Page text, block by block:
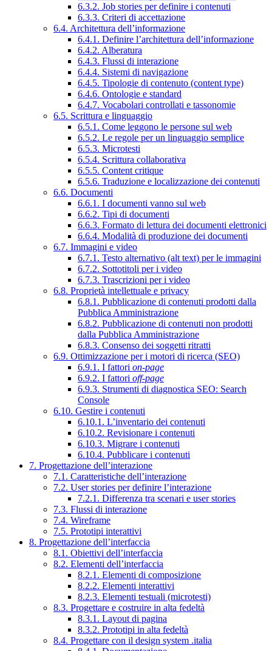
6.3.2. Job stories per definire i contenuti
6.3.3. Criteri di accettazione
6.4. Architettura dell’informazione
6.4.1. Definire l’architettura dell’informazione
6.4.2. Alberatura
6.4.3. Flussi di interazione
6.4.4. Sistemi di navigazione
6.4.5. Tipologie di contenuto (content type)
6.4.6. Ontologie e standard
6.4.7. Vocabolari controllati e tassonomie
6.5. Scrittura e linguaggio
6.5.1. Come leggono le persone sul web
6.5.2. Le regole per un linguaggio semplice
6.5.3. Microtesti
6.5.4. Scrittura collaborativa
6.5.5. Content critique
6.5.6. Traduzione e localizzazione dei contenuti
6.6. Documenti
6.6.1. I documenti vanno sul web
6.6.2. Tipi di documenti
6.6.3. Formato di lettura dei documenti elettronici
6.6.4. Modalità di produzione dei documenti
6.7. Immagini e video
6.7.1. Testo alternativo (alt text) per le immagini
6.7.2. Sottotitoli per i video
6.7.3. Trascrizioni per i video
6.8. Proprietà intellettuale e privacy
6.8.1. Pubblicazione di contenuti prodotti dalla
Pubblica Amministrazione
6.8.2. Pubblicazione di contenuti non prodotti
dalla Pubblica Amministrazione
6.8.3. Consenso dei soggetti ritratti
6.9. Ottimizzazione per i motori di ricerca (SEO)
6.9.1. I fattori on-page
6.9.2. I fattori off-page
6.9.3. Strumenti di diagnostica SEO: Search
Console
6.10. Gestire i contenuti
6.10.1. L’inventario dei contenuti
6.10.2. Revisionare i contenuti
6.10.3. Migrare i contenuti
6.10.4. Pubblicare i contenuti
7. Progettazione dell’interazione
7.1. Caratteristiche dell’interazione
7.2. User stories per definire l’interazione
7.2.1. Differenza tra scenari e user stories
7.3. Flussi di interazione
7.4. Wireframe
7.5. Prototipi interattivi
8. Progettazione dell’interfaccia
8.1. Obiettivi dell’interfaccia
8.2. Elementi dell’interfaccia
8.2.1. Elementi di composizione
8.2.2. Elementi interattivi
8.2.3. Elementi testuali (microtesti)
8.3. Progettare e costruire in alta fedeltà
8.3.1. Layout di pagina
8.3.2. Prototipi in alta fedeltà
8.4. Progettare con il design system .italia